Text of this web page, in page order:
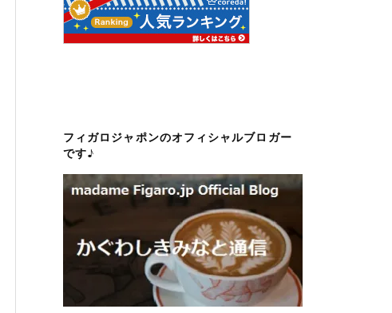
フィガロジャポンのオフィシャルブロガー
です♪